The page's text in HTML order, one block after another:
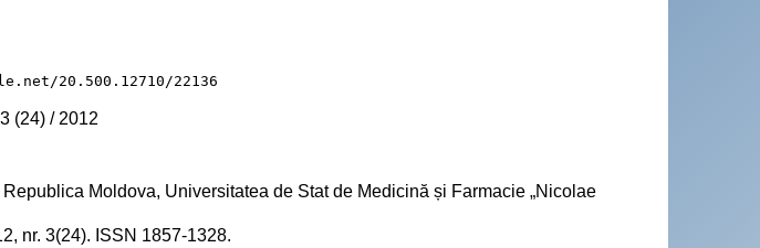
20.500.12710/22136
(24) / 2012
Moldova, Universitatea de Stat de Medicină și Farmacie „Nicolae
nr. 3(24). ISSN 1857-1328.